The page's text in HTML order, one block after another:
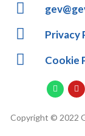
Privacy
Cookie
Copyright © 2022